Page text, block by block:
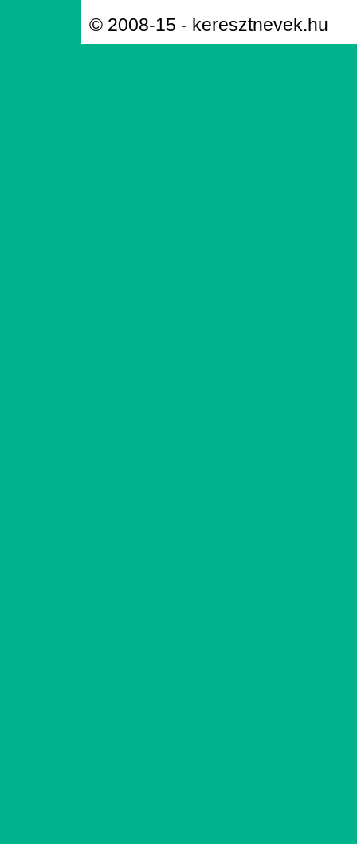
© 2008-15 - keresztnevek.hu